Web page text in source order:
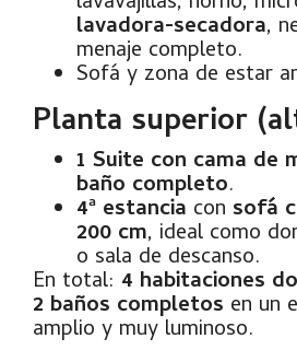
lavadora-secadora,
menaje completo.
Sofá y zona de estar
Planta superior
1 Suite con cama de
baño completo.
4ª estancia con sofá
200 cm, ideal como
o sala de descanso.
En total: 4 habitaciones
2 baños completos en un
amplio y muy luminoso.